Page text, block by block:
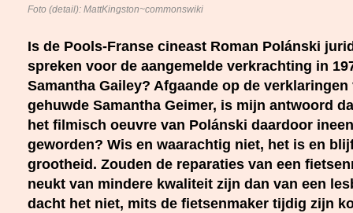
Foto (detail): MattKingston~commonswiki
Is de Pools-Franse cineast Roman Polánski
spreken voor de aangemelde verkrachting in
Samantha Gailey? Afgaande op de
gehuwde Samantha Geimer, is mijn antwoord
het filmisch oeuvre van Polánski daardoor
geworden? Wis en waarachtig niet, het is en
grootheid. Zouden de reparaties van een
neukt van mindere kwaliteit zijn dan van een
dacht het niet, mits de fietsenmaker tijdig zijn